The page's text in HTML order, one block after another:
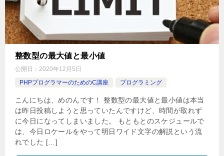
整数型の最大値と最小値
公開日： 2020年12月5日
PHPプログラマーのためのC講座
プログラミング
こんにちは、めのんです！ 整数型の最大値と最小値は本当
は昨日投稿しようと思っていたんですけど、時間が取れず
に今日になってしまいました。 もともとのスケジュールで
は、今日ロケールをやって明日ワイド文字の解説という流
れでした […]